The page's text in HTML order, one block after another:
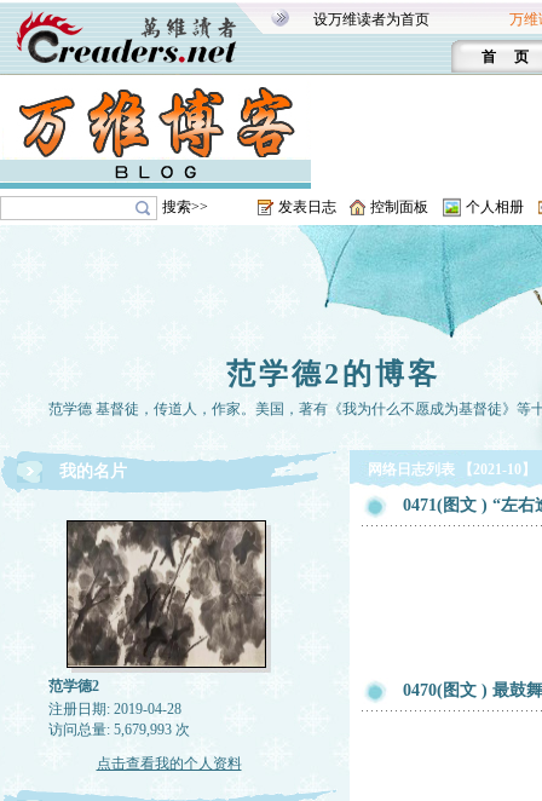
设万维读者为首页 万维
首 页
搜索>> 发表日志 控制面板 个人相册
范学德2的博客
范学德 基督徒，传道人，作家。美国，著有《我为什么不愿成为基督徒》等
我的名片
范学德2
注册日期: 2019-04-28
访问总量: 5,679,993 次
点击查看我的个人资料
网络日志列表 【2021-10】
0471(图文 ) “左右
0470(图文 ) 最鼓